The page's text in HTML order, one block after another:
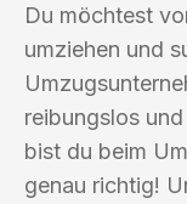
Du möchtest
umziehen und
reibungslos
bist du beim
genau richtig!